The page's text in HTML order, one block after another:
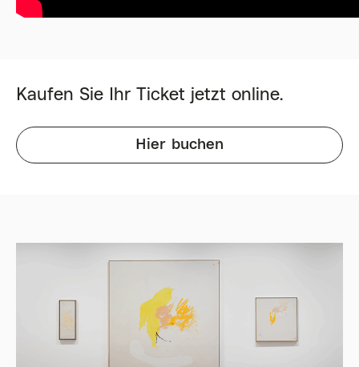
Kaufen Sie Ihr Ticket jetzt online.
Hier buchen